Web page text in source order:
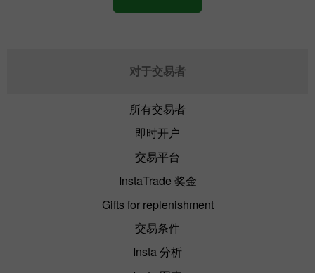
对于交易者
所有交易者
即时开户
交易平台
InstaTrade 奖金
Gifts for replenishment
交易条件
Insta 分析